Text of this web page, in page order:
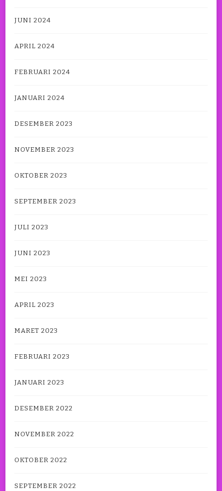
JUNI 2024
APRIL 2024
FEBRUARI 2024
JANUARI 2024
DESEMBER 2023
NOVEMBER 2023
OKTOBER 2023
SEPTEMBER 2023
JULI 2023
JUNI 2023
MEI 2023
APRIL 2023
MARET 2023
FEBRUARI 2023
JANUARI 2023
DESEMBER 2022
NOVEMBER 2022
OKTOBER 2022
SEPTEMBER 2022